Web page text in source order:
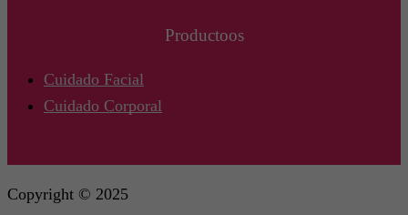
Productoos
Cuidado Facial
Cuidado Corporal
Copyright © 2025